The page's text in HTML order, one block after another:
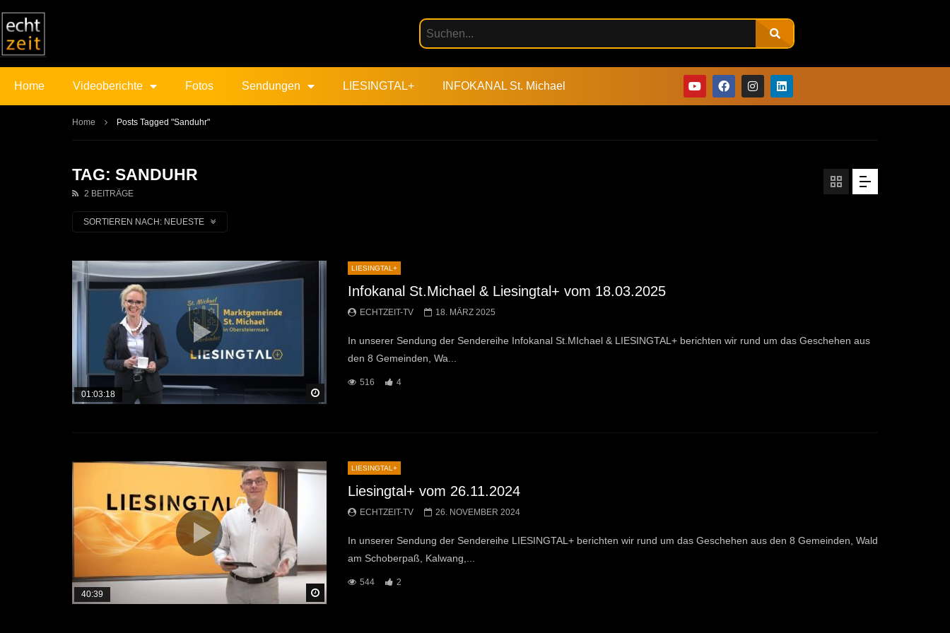
Home Videoberichte Fotos Sendungen LIESINGTAL+ INFOKANAL St. Michael
Home Posts Tagged "Sanduhr"
TAG: SANDUHR
2 BEITRÄGE
SORTIEREN NACH: NEUESTE
01:03:18
LIESINGTAL+
Infokanal St.Michael & Liesingtal+ vom 18.03.2025
ECHTZEIT-TV 18. MÄRZ 2025
In unserer Sendung der Sendereihe Infokanal St.MIchael & LIESINGTAL+ berichten wir rund um das Geschehen aus
den 8 Gemeinden, Wa...
516 4
40:39
LIESINGTAL+
Liesingtal+ vom 26.11.2024
ECHTZEIT-TV 26. NOVEMBER 2024
In unserer Sendung der Sendereihe LIESINGTAL+ berichten wir rund um das Geschehen aus den 8 Gemeinden, Wald
am Schoberpaß, Kalwang,...
544 2